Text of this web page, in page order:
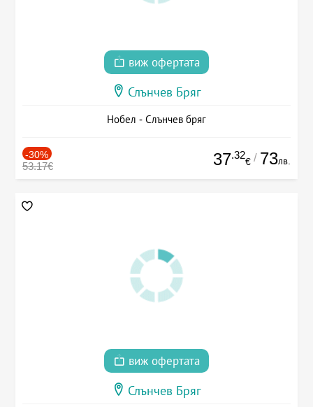
виж офертата
Слънчев Бряг
Нобел - Слънчев бряг
-30%
53.17€ 37.32
€ / 73лв.
виж офертата
Слънчев Бряг